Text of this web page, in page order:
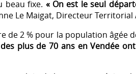
beau fixe. « On est le seul
Le Maigat, Directeur Territorial
2 % pour la population âgée
plus de 70 ans en Vendée